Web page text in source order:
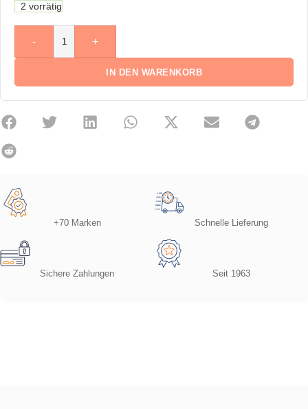
2 vorrätig
- +
IN DEN WARENKORB
+70 Marken Schnelle Lieferung
Sichere Zahlungen Seit 1963